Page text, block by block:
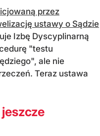
przez
ustawy o Sądzie
Izbę Dyscyplinarną
"testu
ale nie
Teraz ustawa